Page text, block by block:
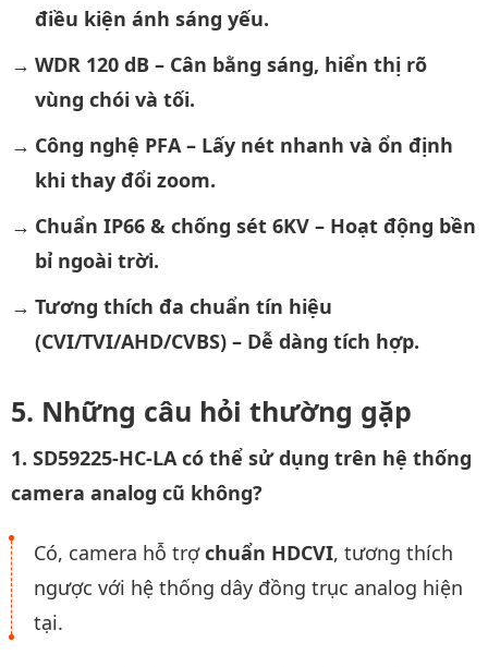
điều kiện ánh sáng yếu.
WDR 120 dB – Cân bằng sáng, hiển thị rõ
vùng chói và tối.
Công nghệ PFA – Lấy nét nhanh và ổn định
khi thay đổi zoom.
Chuẩn IP66 & chống sét 6KV – Hoạt động bền
bỉ ngoài trời.
Tương thích đa chuẩn tín hiệu
(CVI/TVI/AHD/CVBS) – Dễ dàng tích hợp.
Những câu hỏi thường gặp
1. SD59225-HC-LA có thể sử dụng trên hệ thống
camera analog cũ không?
Có, camera hỗ trợchuẩn HDCVI, tương thích
ngược với hệ thống dây đồng trục analog hiện
tại.